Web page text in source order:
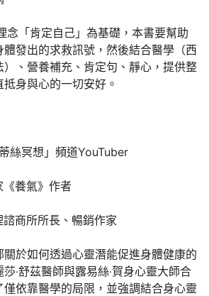
念「肯定自己」為基礎，本書要幫助
發出的求救訊號，然後結合醫學（西
、營養補充、肯定句、靜心，提供整
身與心的一切安好。
絲冥想」頻道YouTuber
養氣》作者
商所所長、暢銷作家
關於如何透過心靈潛能促進身體健康的
‧舒茲醫師與露易絲‧賀身心靈大師合
依靠醫學的局限，並強調結合身心靈